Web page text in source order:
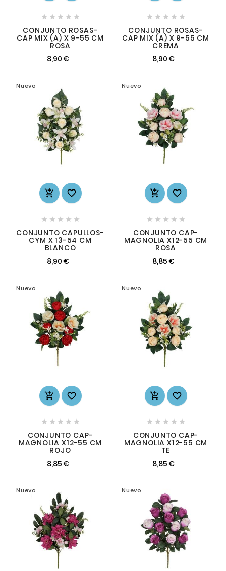
    
CONJUNTO ROSAS-
CAP MIX (A) X 9-55 CM
ROSA
8,90 €
    
CONJUNTO ROSAS-
CAP MIX (A) X 9-55 CM
CREMA
8,90 €
Nuevo
 
    
CONJUNTO CAPULLOS-
CYM X 13-54 CM
BLANCO
8,90 €
Nuevo
 
    
CONJUNTO CAP-
MAGNOLIA X12-55 CM
ROSA
8,85 €
Nuevo
 
    
CONJUNTO CAP-
MAGNOLIA X12-55 CM
ROJO
8,85 €
Nuevo
 
    
CONJUNTO CAP-
MAGNOLIA X12-55 CM
TE
8,85 €
Nuevo Nuevo